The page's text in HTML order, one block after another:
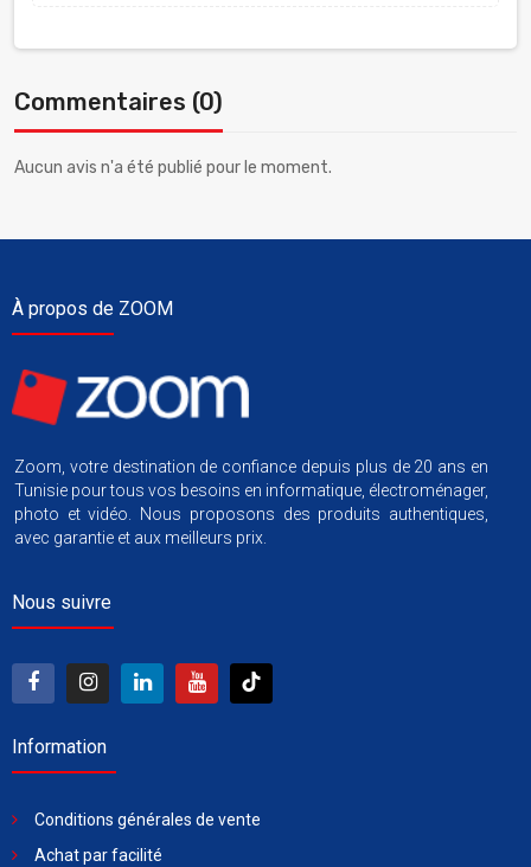
Commentaires (0)
Aucun avis n'a été publié pour le moment.
À propos de ZOOM
Zoom, votre destination de confiance depuis plus de 20 ans en
Tunisie pour tous vos besoins en informatique, électroménager,
photo et vidéo. Nous proposons des produits authentiques,
avec garantie et aux meilleurs prix.
Nous suivre
Information
Conditions générales de vente
Achat par facilité